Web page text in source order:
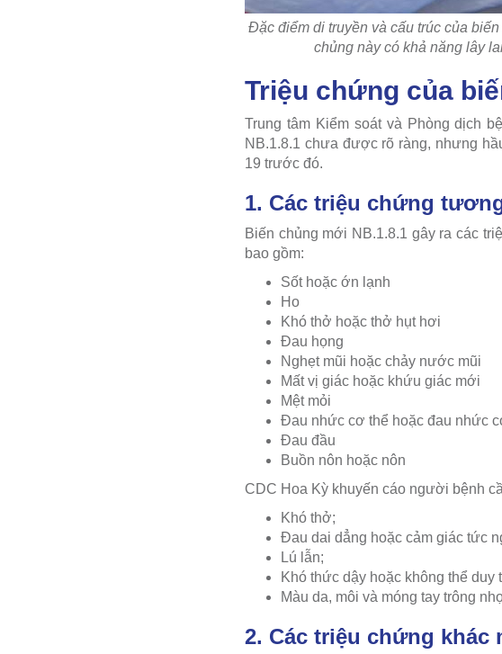
Đặc điểm di truyền và cấu trúc của
chủng này có khả năng lây
Triệu chứng của
Trung tâm Kiểm soát và Phòng dịch
NB.1.8.1 chưa được rõ ràng, nhưng
19 trước đó.
1. Các triệu chứng
Biến chủng mới NB.1.8.1 gây ra các
bao gồm:
Sốt hoặc ớn lạnh
Ho
Khó thở hoặc thở hụt hơi
Đau họng
Nghẹt mũi hoặc chảy nước mũi
Mất vị giác hoặc khứu giác mới
Mệt mỏi
Đau nhức cơ thể hoặc đau nhức
Đau đầu
Buồn nôn hoặc nôn
CDC Hoa Kỳ khuyến cáo người bệnh
Khó thở;
Đau dai dẳng hoặc cảm giác tức
Lú lẫn;
Khó thức dậy hoặc không thể duy
Màu da, môi và móng tay trông
2. Các triệu chứng khác